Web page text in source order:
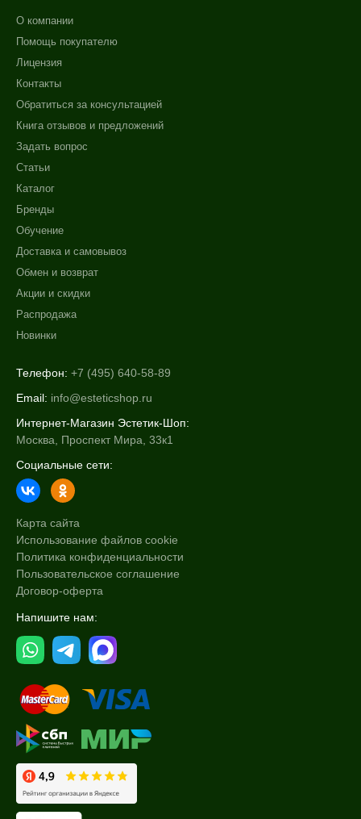
О компании
Помощь покупателю
Лицензия
Контакты
Обратиться за консультацией
Книга отзывов и предложений
Задать вопрос
Статьи
Каталог
Бренды
Обучение
Доставка и самовывоз
Обмен и возврат
Акции и скидки
Распродажа
Новинки
Телефон: +7 (495) 640-58-89
Email: info@esteticshop.ru
Интернет-Магазин Эстетик-Шоп:
Москва, Проспект Мира, 33к1
Социальные сети:
Карта сайта
Использование файлов cookie
Политика конфиденциальности
Пользовательское соглашение
Договор-оферта
Напишите нам: